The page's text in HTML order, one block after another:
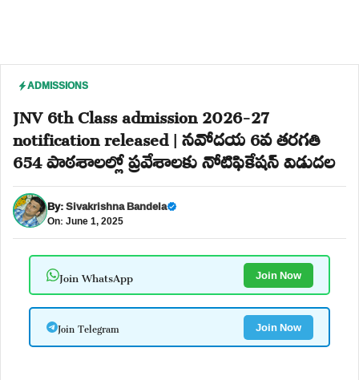
ADMISSIONS
JNV 6th Class admission 2026-27
notification released | నవోదయ 6వ తరగతి
654 పాఠశాలల్లో ప్రవేశాలకు నోటిఫికేషన్ విడుదల
By:Sivakrishna Bandela
On: June 1, 2025
Join WhatsApp Join Now
Join Telegram Join Now